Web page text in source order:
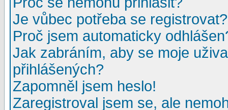
Je vůbec potřeba se registrovat?
Proč jsem automaticky
Jak zabráním, aby se moje
přihlášených?
Zapomněl jsem heslo!
Zaregistroval jsem se, ale